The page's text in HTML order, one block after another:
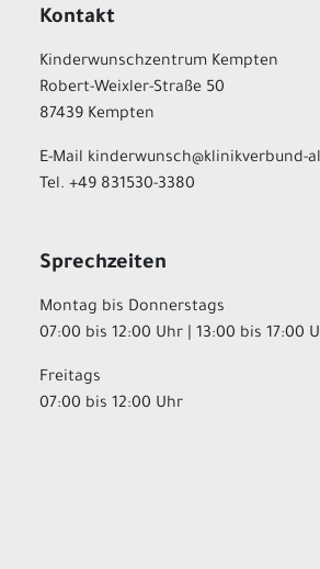
Kontakt
Kinderwunschzentrum Kempten
Robert-Weixler-Straße 50
87439 Kempten
E-Mail kinderwunsch@klinikverbund-
Tel. +49 831530-3380
Sprechzeiten
Montag bis Donnerstags
07:00 bis 12:00 Uhr | 13:00 bis 17:00
Freitags
07:00 bis 12:00 Uhr